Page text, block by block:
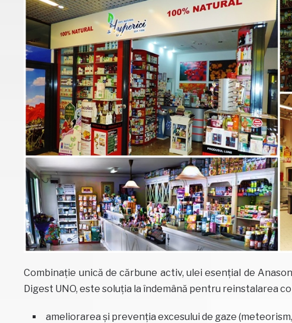
Combinație unică de cărbune activ, ulei esențial de
Digest UNO, este soluția la îndemână pentru reinstalarea
ameliorarea și prevenția excesului de gaze